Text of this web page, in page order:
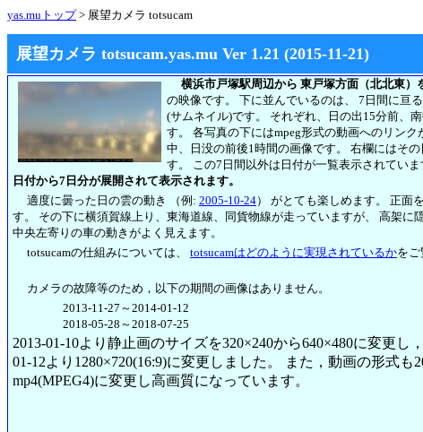
yas.muトップ> 展望カメラ totsucam
展望カメラ totsucam.yas.mu Ver 1.21 (2015-11-21)
横浜市戸塚駅周辺から 東戸塚方面（北北東）
の映像です。 下に並んでいるのは、 7日間に亘
(サムネイル)です。 それぞれ、日の出15分前、
す。 各写真の下にはmpeg形式の動画へのリン
中、日没の前後1時間の画像です。 右欄にはそ
す。 この7日間以外は日付が一覧表示されていま
日付から7日分が展開されて表示されます。
適度に曇った日の雲の動き （例: 2005-10-24） がとても楽しめます。 正面
す。 その下に横須賀線上り、東海道線、同貨物線が走っていますが、 高架に
中央左寄りの車の動きがよく見えます。
totsucamの仕組みについては、 totsucamはどのように実現されているかをご
カメラの故障等のため，以下の期間の画像はありません。
2013-11-27～2014-01-12
2018-05-28～2018-07-25
2013-01-10より静止画のサイズを320×240から640×480に変更し
01-12より1280×720(16:9)に変更しました。 また，動画の形式も
mp4(MPEG4)に変更し高画質になっています。